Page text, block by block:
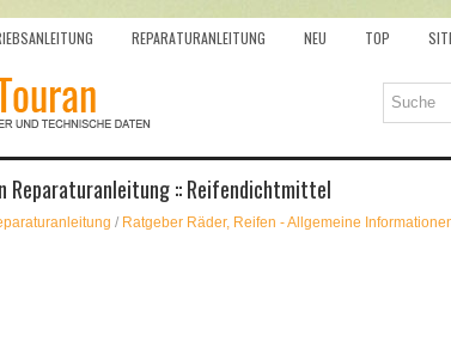
REPARATURANLEITUNG NEU TOP
Reparaturanleitung :: Reifendichtmittel
/ Ratgeber Räder, Reifen - Allgemeine